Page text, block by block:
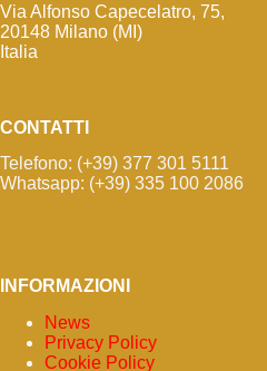
Via Alfonso Capecelatro, 75,
20148 Milano (MI)
Italia
CONTATTI
Telefono: (+39) 377 301 5111
Whatsapp: (+39) 335 100 2086
INFORMAZIONI
News
Privacy Policy
Cookie Policy